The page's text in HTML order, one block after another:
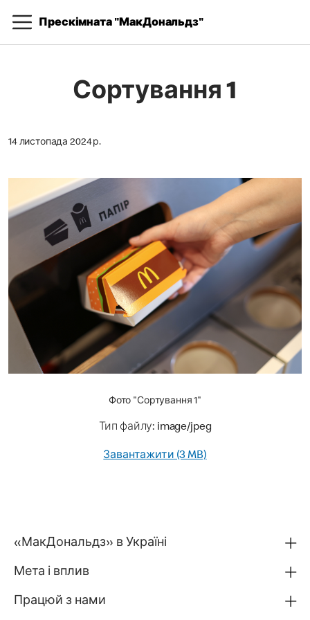
Прескімната "МакДональдз"
Сортування 1
14 листопада 2024 р.
Фото "Сортування 1"
Тип файлу: image/jpeg
Завантажити (3 MB)
«МакДональдз» в Україні
Мета і вплив
Працюй з нами